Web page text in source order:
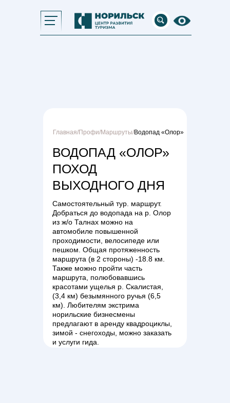
ВОДОПАД «ОЛОР»
ПОХОД
ВЫХОДНОГО ДНЯ
Главная/Профи/Маршруты/Водопад «Олор»
Самостоятельный тур. маршрут.
Добраться до водопада на р. Олор
из ж/о Талнах можно на
автомобиле повышенной
проходимости, велосипеде или
пешком. Общая протяженность
маршрута (в 2 стороны) -18.8 км.
Также можно пройти часть
маршрута, полюбовавшись
красотами ущелья р. Скалистая,
(3,4 км) безымянного ручья (6,5
км). Любителям экстрима
норильские бизнесмены
предлагают в аренду квадроциклы,
зимой - снегоходы, можно заказать
и услуги гида.